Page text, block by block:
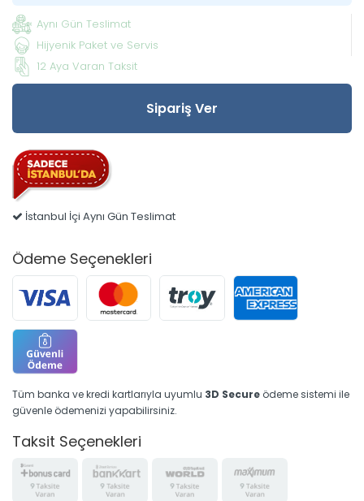
Aynı Gün Teslimat
Hijyenik Paket ve Servis
12 Aya Varan Taksit
Sipariş Ver
İstanbul İçi Aynı Gün Teslimat
Ödeme Seçenekleri
Tüm banka ve kredi kartlarıyla uyumlu 3D Secure ödeme sistemi ile
güvenle ödemenizi yapabilirsiniz.
Taksit Seçenekleri